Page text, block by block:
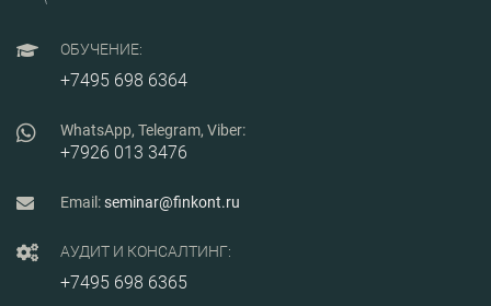
ОБУЧЕНИЕ:
+7495 698 6364
WhatsApp, Telegram, Viber:
+7926 013 3476
Email:seminar@finkont.ru
АУДИТ И КОНСАЛТИНГ:
+7495 698 6365